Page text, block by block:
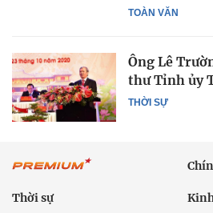
TOÀN VĂN
THỜI SỰ
Ông Lê
thư Tỉnh ủy
Thời sự